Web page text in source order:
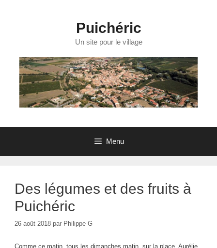
Puichéric
Un site pour le village
Menu
Des légumes et des fruits à
Puichéric
26 août 2018 par Philippe G
Comme ce matin, tous les dimanches matin, sur la place, Aurélie